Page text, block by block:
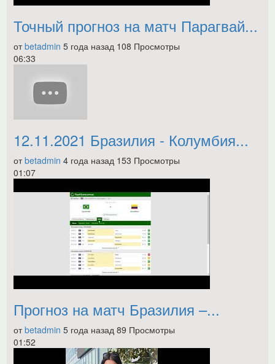
Точный прогноз на матч Парагвай...
отbetadmin 5 года назад 108 Просмотры
06:33
12.11.2021 Бразилия - Колумбия...
отbetadmin 4 года назад 153 Просмотры
01:07
Прогноз на матч Бразилия –...
отbetadmin 5 года назад 89 Просмотры
01:52